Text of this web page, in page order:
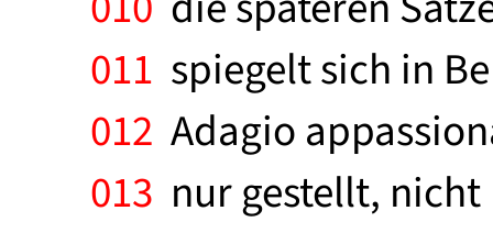
011 spiegelt sich in
012 Adagio
013 nur gestellt,